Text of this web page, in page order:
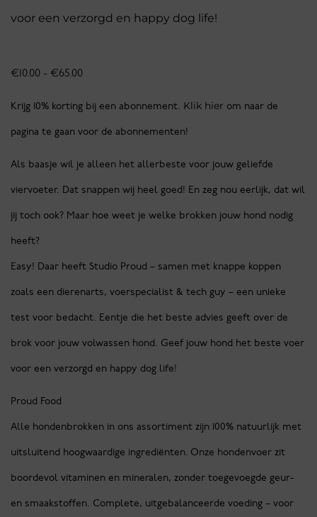
voor een verzorgd en happy dog life!
€10.00 - €65.00
Krijg 10% korting bij een abonnement. Klik hier om naar de
pagina te gaan voor de abonnementen!
Als baasje wil je alleen het allerbeste voor jouw geliefde
viervoeter. Dat snappen wij heel goed! En zeg nou eerlijk, dat wil
jij toch ook? Maar hoe weet je welke brokken jouw hond nodig
heeft?
Easy! Daar heeft Studio Proud – samen met knappe koppen
zoals een dierenarts, voerspecialist & tech guy – een unieke
test voor bedacht. Eentje die het beste advies geeft over de
brok voor jouw volwassen hond. Geef jouw hond het beste voer
voor een verzorgd en happy dog life!
Proud Food
Alle hondenbrokken in ons assortiment zijn 100% natuurlijk met
uitsluitend hoogwaardige ingrediënten. Onze hondenvoer zit
boordevol vitaminen en mineralen, zonder toegevoegde geur-
en smaakstoffen. Complete, uitgebalanceerde voeding – voor